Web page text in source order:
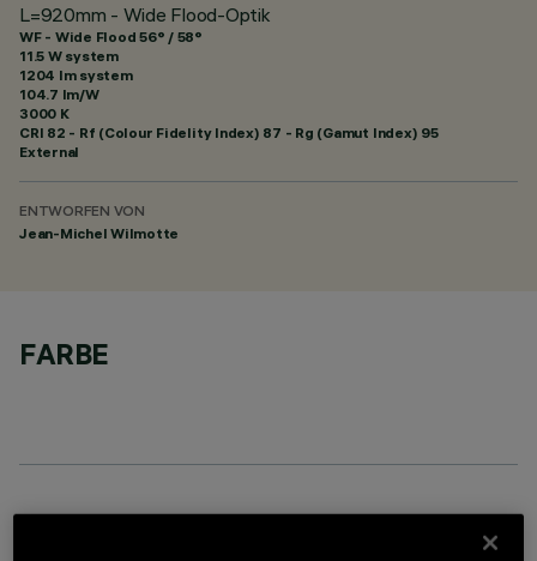
L=920mm - Wide Flood-Optik
WF - Wide Flood 56° / 58°
11.5 W system
1204 lm system
104.7 lm/W
3000 K
CRI 82 - Rf (Colour Fidelity Index) 87 - Rg (Gamut Index) 95
External
ENTWORFEN VON
Jean-Michel Wilmotte
FARBE